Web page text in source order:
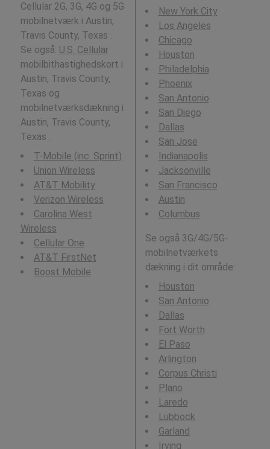
Cellular 2G, 3G, 4G og 5G
mobilnetværk i Austin,
Travis County, Texas .
Se også: U.S. Cellular
mobilbithastighedskort i
Austin, Travis County,
Texas og
mobilnetværksdækning i
Austin, Travis County,
Texas .
T-Mobile (inc. Sprint)
Union Wireless
AT&T Mobility
Verizon Wireless
Carolina West
Wireless
Cellular One
AT&T FirstNet
Boost Mobile
New York City
Los Angeles
Chicago
Houston
Philadelphia
Phoenix
San Antonio
San Diego
Dallas
San Jose
Indianapolis
Jacksonville
San Francisco
Austin
Columbus
Se også 3G/4G/5G-
mobilnetværkets
dækning i dit område:
Houston
San Antonio
Dallas
Fort Worth
El Paso
Arlington
Corpus Christi
Plano
Laredo
Lubbock
Garland
Irving